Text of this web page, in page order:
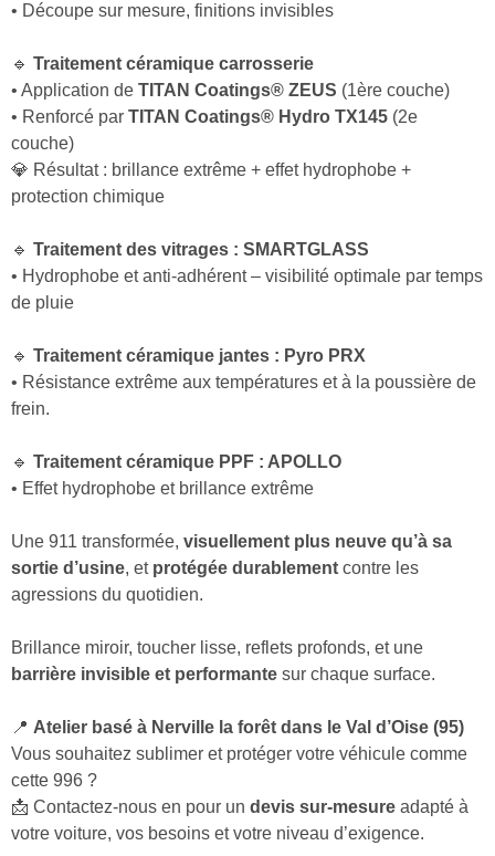
• Découpe sur mesure, finitions invisibles
🔹 Traitement céramique carrosserie
• Application de TITAN Coatings® ZEUS (1ère couche)
• Renforcé par TITAN Coatings® Hydro TX145 (2e
couche)
💎 Résultat : brillance extrême + effet hydrophobe +
protection chimique
🔹 Traitement des vitrages : SMARTGLASS
• Hydrophobe et anti-adhérent – visibilité optimale par temps
de pluie
🔹 Traitement céramique jantes : Pyro PRX
• Résistance extrême aux températures et à la poussière de
frein.
🔹 Traitement céramique PPF : APOLLO
• Effet hydrophobe et brillance extrême
Une 911 transformée, visuellement plus neuve qu’à sa
sortie d’usine, et protégée durablement contre les
agressions du quotidien.
Brillance miroir, toucher lisse, reflets profonds, et une
barrière invisible et performante sur chaque surface.
📍 Atelier basé à Nerville la forêt dans le Val d’Oise (95)
Vous souhaitez sublimer et protéger votre véhicule comme
cette 996 ?
📩 Contactez-nous en pour un devis sur-mesure adapté à
votre voiture, vos besoins et votre niveau d’exigence.